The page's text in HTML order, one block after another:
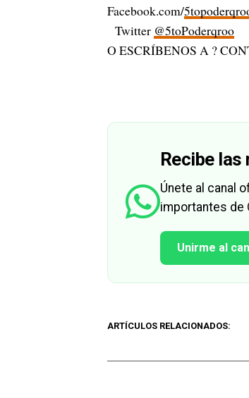
Facebook.com/
Twitter @5toPoderqroo
O ESCRÍBENOS A ?
Recibe
Únete al canal
importantes de
Unirme al
ARTÍCULOS RELACIONADOS: